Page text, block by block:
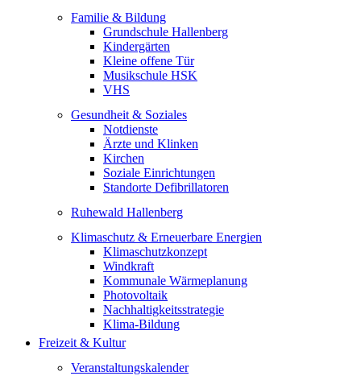
Familie & Bildung
Grundschule Hallenberg
Kindergärten
Kleine offene Tür
Musikschule HSK
VHS
Gesundheit & Soziales
Notdienste
Ärzte und Klinken
Kirchen
Soziale Einrichtungen
Standorte Defibrillatoren
Ruhewald Hallenberg
Klimaschutz & Erneuerbare Energien
Klimaschutzkonzept
Windkraft
Kommunale Wärmeplanung
Photovoltaik
Nachhaltigkeitsstrategie
Klima-Bildung
Freizeit & Kultur
Veranstaltungskalender